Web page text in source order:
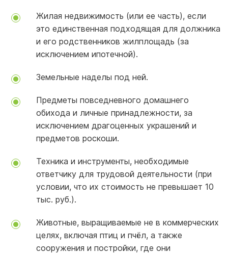
Жилая недвижимость (или ее часть), если
это единственная подходящая для должника
и его родственников жилплощадь (за
исключением ипотечной).
Земельные наделы под ней.
Предметы повседневного домашнего
обихода и личные принадлежности, за
исключением драгоценных украшений и
предметов роскоши.
Техника и инструменты, необходимые
ответчику для трудовой деятельности (при
условии, что их стоимость не превышает 10
тыс. руб.).
Животные, выращиваемые не в коммерческих
целях, включая птиц и пчёл, а также
сооружения и постройки, где они